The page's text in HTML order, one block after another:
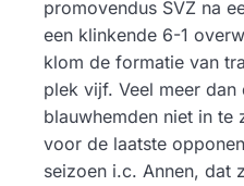
promovendus SVZ na
een klinkende 6-1
klom de formatie van
plek vijf. Veel meer
blauwhemden niet in te
voor de laatste
seizoen i.c. Annen, dat